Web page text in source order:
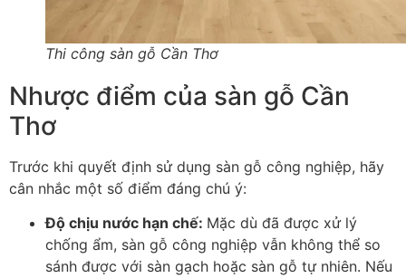
Thi công sàn gỗ Cần Thơ
Nhược điểm của sàn gỗ Cần
Thơ
Trước khi quyết định sử dụng sàn gỗ công nghiệp, hãy
cân nhắc một số điểm đáng chú ý:
Độ chịu nước hạn chế: Mặc dù đã được xử lý
chống ẩm, sàn gỗ công nghiệp vẫn không thể so
sánh được với sàn gạch hoặc sàn gỗ tự nhiên. Nếu